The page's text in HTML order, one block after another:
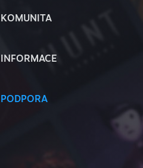
KOMUNITA
INFORMACE
PODPORA